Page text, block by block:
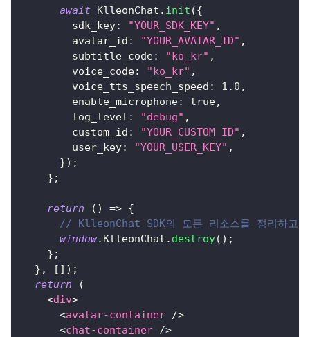
await KlleonChat . init ({
        sdk_key
: "YOUR_SDK_KEY" ,
        avatar_id
: "YOUR_AVATAR_ID" ,
        subtitle_code
: "ko_kr" ,
        voice_code
: "ko_kr" ,
        voice_tts_speech_speed
: 1.0 ,
        enable_microphone
: true,
        log_level
: "debug" ,
        custom_id
: "YOUR_CUSTOM_ID" ,
        user_key
: "YOUR_USER_KEY" ,
}) ;
} ;
return ( ) => {
// KlleonChat SDK의 모든 리소스를 정리하고
window. KlleonChat . destroy( ) ;
} ;
} , [ ] ) ;
return
(
<div>
<avatar-container />
<chat-container />